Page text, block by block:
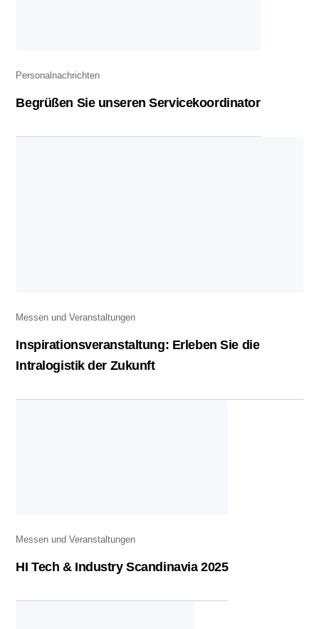
Personalnachrichten
Begrüßen Sie unseren Servicekoordinator
Messen und Veranstaltungen
Inspirationsveranstaltung: Erleben Sie die
Intralogistik der Zukunft
Messen und Veranstaltungen
HI Tech & Industry Scandinavia 2025